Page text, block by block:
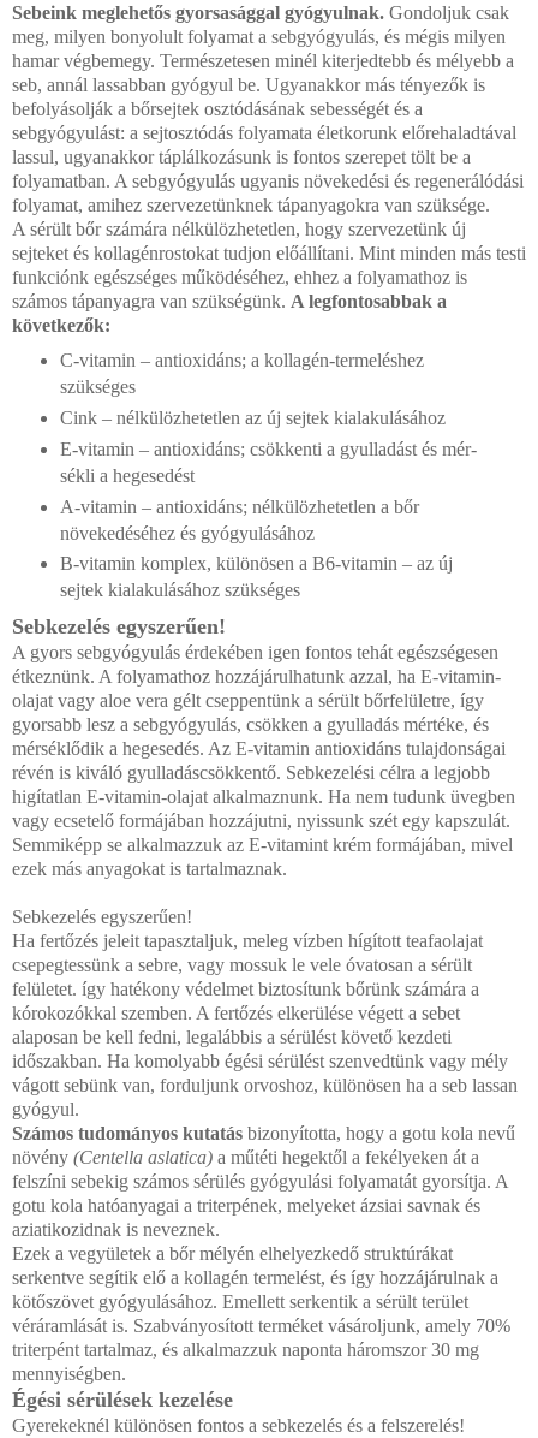
Sebeink meglehetős gyorsasággal gyógyulnak. Gondoljuk csak
meg, milyen bonyolult folyamat a sebgyógyulás, és még­is milyen
hamar végbemegy. Természetesen minél kiterjed­tebb és mélyebb a
seb, annál lassabban gyógyul be. Ugyanak­kor más tényezők is
befolyásolják a bőrsejtek osztódásának sebességét és a
sebgyógyulást: a sejtosztódás folyamata élet­korunk előrehaladtával
lassul, ugyanakkor táplálkozásunk is fontos szerepet tölt be a
folyamatban. A sebgyógyulás ugyanis növekedési és regenerálódási
folyamat, amihez szervezetünknek tápanyagokra van szüksége.
A sérült bőr számára nélkülözhetetlen, hogy szerveze­tünk új
sejteket és kollagénrostokat tudjon előállítani. Mint minden más testi
funkciónk egészséges működéséhez, ehhez a folyamathoz is
számos tápanyagra van szükségünk. A leg­fontosabbak a
következők:
C-vitamin – antioxidáns; a kollagén-termeléshez
szükséges
Cink – nélkülözhetetlen az új sejtek kialakulásához
E-vitamin – antioxidáns; csökkenti a gyulladást és mér­
sékli a hegesedést
A-vitamin – antioxidáns; nélkülözhetetlen a bőr
növeke­déséhez és gyógyulásához
B-vitamin komplex, különösen a B6-vitamin – az új
sejtek kialakulásához szükséges
Sebkezelés egyszerűen!
A gyors sebgyógyulás érdekében igen fontos tehát egész­ségesen
étkeznünk. A folyamathoz hozzájárulhatunk azzal, ha E-vitamin-
olajat vagy aloe vera gélt cseppentünk a sérült bőrfelületre, így
gyorsabb lesz a sebgyógyulás, csökken a gyulladás mérté­ke, és
mérséklődik a hegesedés. Az E-vitamin antioxidáns tulajdonságai
révén is kiváló gyulladáscsökkentő. Sebkezelé­si célra a legjobb
higítatlan E-vitamin-olajat alkalmaznunk. Ha nem tudunk üvegben
vagy ecsetelő formájában hozzá­jutni, nyissunk szét egy kapszulát.
Semmiképp se alkalmaz­zuk az E-vitamint krém formájában, mivel
ezek más anyago­kat is tartalmaznak.
Sebkezelés egyszerűen!
Ha fertőzés jeleit tapasztaljuk, meleg vízben hígított tea­faolajat
csepegtessünk a sebre, vagy mossuk le vele óvato­san a sérült
felületet. így hatékony védelmet biztosítunk bőrünk számára a
kórokozókkal szemben. A fertőzés elke­rülése végett a sebet
alaposan be kell fedni, legalábbis a sé­rülést követő kezdeti
időszakban. Ha komolyabb égési sérülést szenvedtünk vagy mély
vágott sebünk van, fordul­junk orvoshoz, különösen ha a seb lassan
gyógyul.
Számos tudományos kutatás bizonyította, hogy a gotu kola nevű
növény (Centella aslatica) a műtéti hegektől a fekélyeken át a
felszíni sebekig számos sérülés gyógyulási folyamatát gyorsítja. A
gotu kola hatóanyagai a triterpének, melyeket ázsiai savnak és
aziatikozidnak is neveznek.
Ezek a vegyületek a bőr mélyén elhelyezkedő struktúrá­kat
serkentve segítik elő a kollagén termelést, és így hozzá­járulnak a
kötőszövet gyógyulásához. Emellett serkentik a sérült terület
véráramlását is. Szabványosított terméket vásároljunk, amely 70%
triterpént tartalmaz, és alkalmazzuk naponta háromszor 30 mg
mennyiségben.
Égési sérülések kezelése
Gyerekeknél különösen fontos a sebkezelés és a felszerelés!